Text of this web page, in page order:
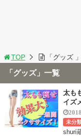
TOP 「グッズ
「グッズ」一覧
太も
イズ
未分
shuri